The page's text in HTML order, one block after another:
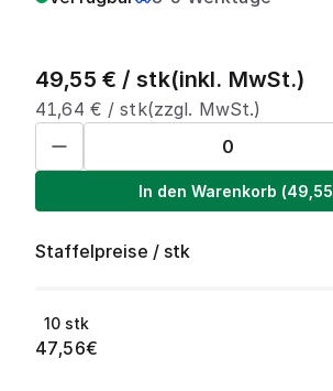
49,55 € / stk(inkl. MwSt.)
41,64 € /stk(zzgl. MwSt.)
In den Warenkorb (49,55
Staffelpreise / stk
10 stk
47,56€